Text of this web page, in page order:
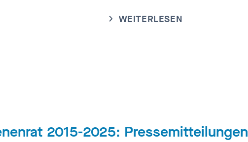
WEITERLESEN
2015-2025: Pressemitteilungen